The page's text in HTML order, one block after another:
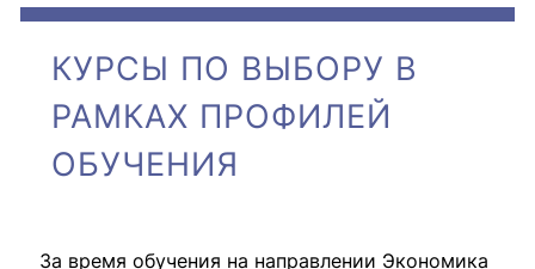
КУРСЫ ПО ВЫБОРУ В
РАМКАХ ПРОФИЛЕЙ
ОБУЧЕНИЯ
За время обучения на направлении Экономика